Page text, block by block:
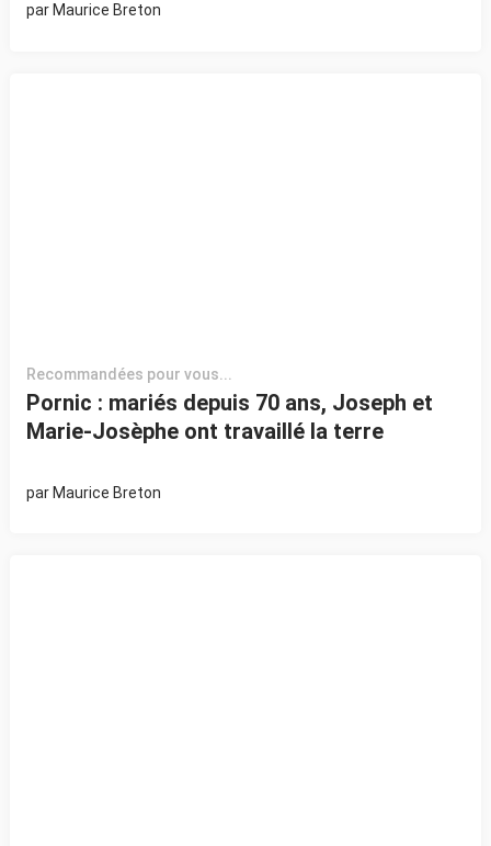
par Maurice Breton
Recommandées pour vous...
Pornic : mariés depuis 70 ans, Joseph et
Marie-Josèphe ont travaillé la terre
par Maurice Breton